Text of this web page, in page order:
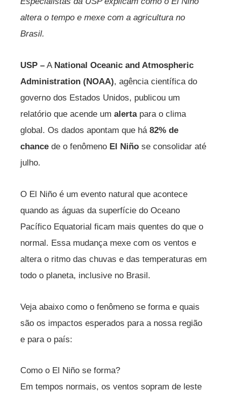
altera o tempo e mexe com a agricultura no
Brasil.
USP – A National Oceanic and Atmospheric
Administration (NOAA), agência científica do
governo dos Estados Unidos, publicou um
relatório que acende um alertapara o clima
global. Os dados apontam que há82% de
chance de o fenômeno El Niño se consolidar até
julho.
O El Niño é um evento natural que acontece
quando as águas da superfície do Oceano
Pacífico Equatorial ficam mais quentes do que o
normal. Essa mudança mexe com os ventos e
altera o ritmo das chuvas e das temperaturas em
todo o planeta, inclusive no Brasil.
Veja abaixo como o fenômeno se forma e quais
são os impactos esperados para a nossa região
e para o país:
Como o El Niño se forma?
Em tempos normais, os ventos sopram de leste